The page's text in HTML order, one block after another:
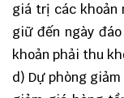
giá trị các khoản
giữ đến ngày
khoản phải thu
d) Dự phòng